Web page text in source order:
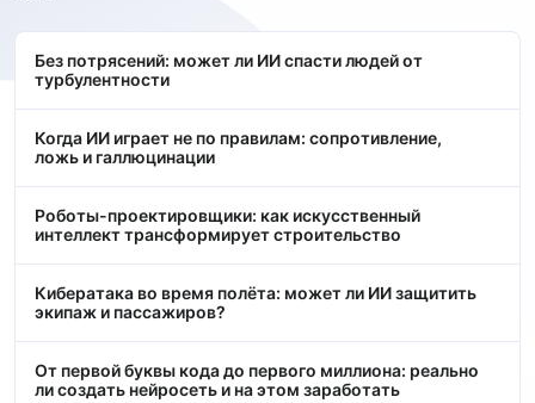
Без потрясений: может ли ИИ спасти людей от
турбулентности
Когда ИИ играет не по правилам: сопротивление,
ложь и галлюцинации
Роботы-проектировщики: как искусственный
интеллект трансформирует строительство
Кибератака во время полёта: может ли ИИ защитить
экипаж и пассажиров?
От первой буквы кода до первого миллиона: реально
ли создать нейросеть и на этом заработать